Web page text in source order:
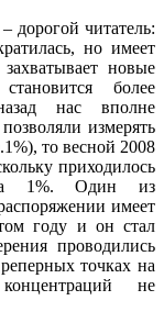
читатель:
но имеет
новые
более
нас вполне
измерять
то весной 2008
приходилось
1%. Один из
имеет
году и он стал
проводились
точках на
не